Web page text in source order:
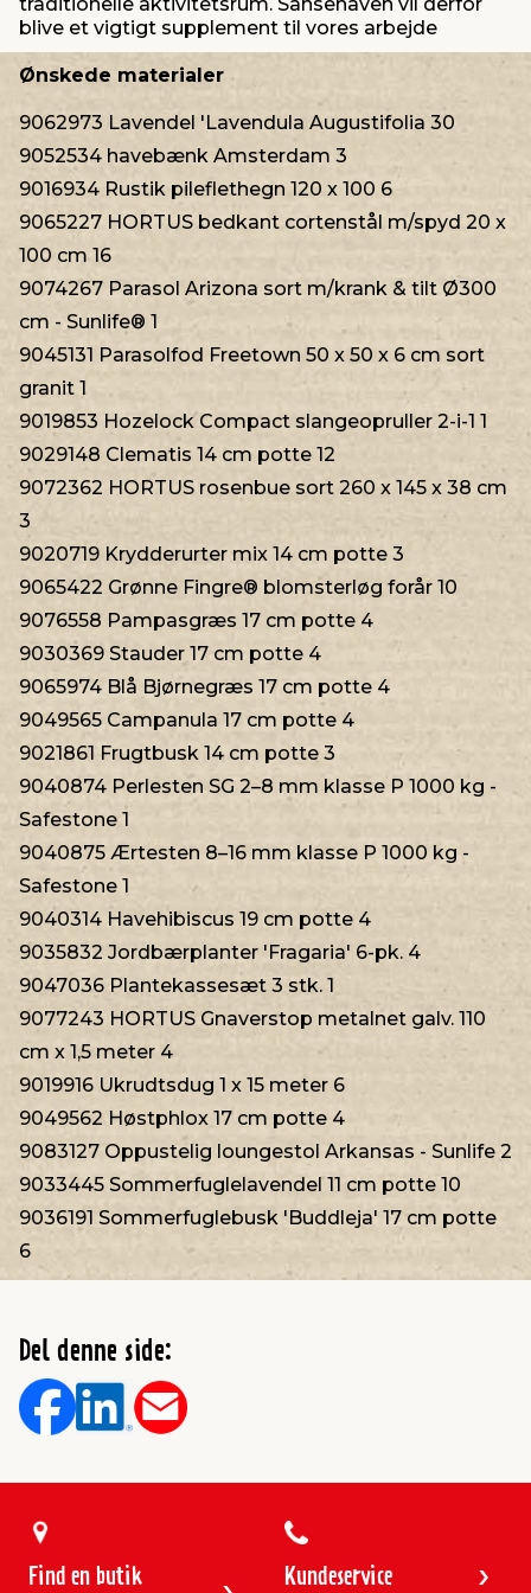
blive et vigtigt supplement til vores arbejde
Ønskede materialer
9062973 Lavendel 'Lavendula Augustifolia 30
9052534 havebænk Amsterdam 3
9016934 Rustik pileflethegn 120 x 100 6
9065227 HORTUS bedkant cortenstål m/spyd 20 x
100 cm 16
9074267 Parasol Arizona sort m/krank & tilt Ø300
cm - Sunlife® 1
9045131 Parasolfod Freetown 50 x 50 x 6 cm sort
granit 1
9019853 Hozelock Compact slangeopruller 2-i-1 1
9029148 Clematis 14 cm potte 12
9072362 HORTUS rosenbue sort 260 x 145 x 38 cm
3
9020719 Krydderurter mix 14 cm potte 3
9065422 Grønne Fingre® blomsterløg forår 10
9076558 Pampasgræs 17 cm potte 4
9030369 Stauder 17 cm potte 4
9065974 Blå Bjørnegræs 17 cm potte 4
9049565 Campanula 17 cm potte 4
9021861 Frugtbusk 14 cm potte 3
9040874 Perlesten SG 2–8 mm klasse P 1000 kg -
Safestone 1
9040875 Ærtesten 8–16 mm klasse P 1000 kg -
Safestone 1
9040314 Havehibiscus 19 cm potte 4
9035832 Jordbærplanter 'Fragaria' 6-pk. 4
9047036 Plantekassesæt 3 stk. 1
9077243 HORTUS Gnaverstop metalnet galv. 110
cm x 1,5 meter 4
9019916 Ukrudtsdug 1 x 15 meter 6
9049562 Høstphlox 17 cm potte 4
9083127 Oppustelig loungestol Arkansas - Sunlife 2
9033445 Sommerfuglelavendel 11 cm potte 10
9036191 Sommerfuglebusk 'Buddleja' 17 cm potte
6
Del denne side:
Find en butik
Kundeservice